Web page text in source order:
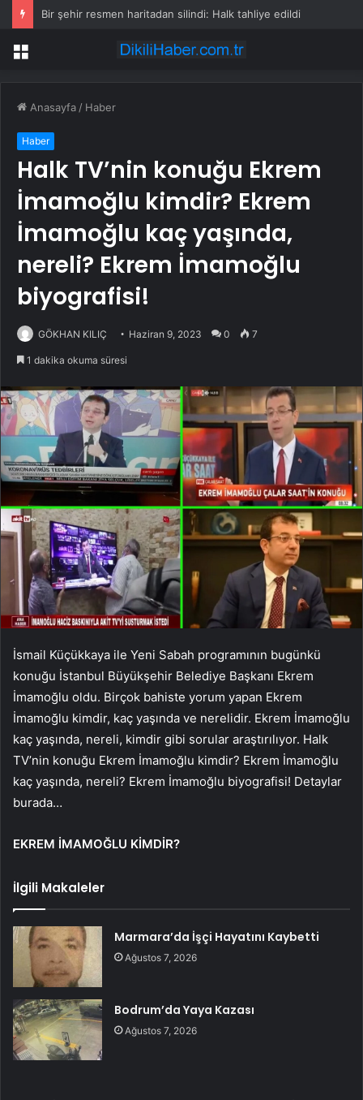
Bodrum’da Yaya Kazası
Menü
Anasayfa / Haber
Haber
Halk TV’nin konuğu Ekrem
İmamoğlu kimdir? Ekrem
İmamoğlu kaç yaşında,
nereli? Ekrem İmamoğlu
biyografisi!
GÖKHAN KILIÇ Haziran 9, 2023 0 7
1 dakika okuma süresi
İsmail Küçükkaya ile Yeni Sabah programının bugünkü
konuğu İstanbul Büyükşehir Belediye Başkanı Ekrem
İmamoğlu oldu. Birçok bahiste yorum yapan Ekrem
İmamoğlu kimdir, kaç yaşında ve nerelidir. Ekrem İmamoğlu
kaç yaşında, nereli, kimdir gibi sorular araştırılıyor. Halk
TV’nin konuğu Ekrem İmamoğlu kimdir? Ekrem İmamoğlu
kaç yaşında, nereli? Ekrem İmamoğlu biyografisi! Detaylar
burada…
EKREM İMAMOĞLU KİMDİR?
İlgili Makaleler
Marmara’da İşçi Hayatını Kaybetti
Ağustos 7, 2026
Bodrum’da Yaya Kazası
Ağustos 7, 2026